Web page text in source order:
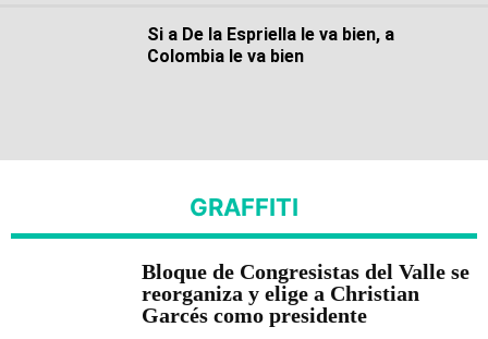
Si a De la Espriella le va bien, a
Colombia le va bien
GRAFFITI
Bloque de Congresistas del Valle se
reorganiza y elige a Christian
Garcés como presidente